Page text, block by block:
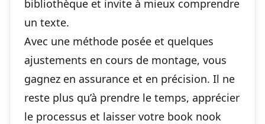
bibliothèque et invite à mieux comprendre
un texte.
Avec une méthode posée et quelques
ajustements en cours de montage, vous
gagnez en assurance et en précision. Il ne
reste plus qu’à prendre le temps, apprécier
le processus et laisser votre book nook